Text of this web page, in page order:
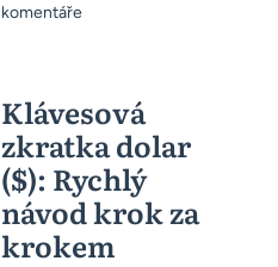
komentáře
Klávesová
zkratka dolar
($): Rychlý
návod krok za
krokem